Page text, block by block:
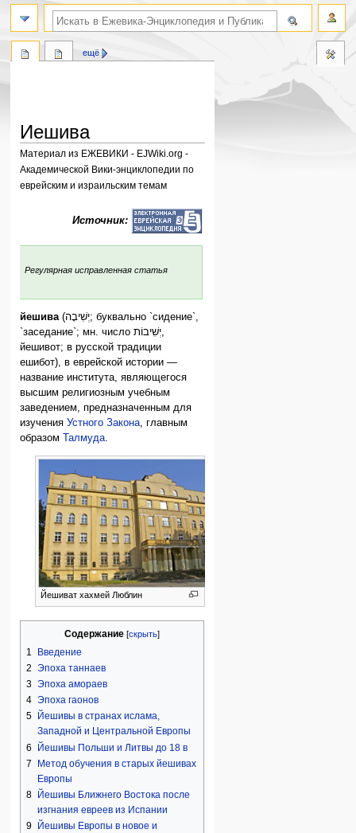
Иешива
Материал из ЕЖЕВИКИ - EJWiki.org -
Академической Вики-энциклопедии по
еврейским и израильским темам
Источник:
Регулярная исправленная статья
йешива (יְשִׁיבָה; буквально `сидение`,
`заседание`; мн. число יְשִׁיבוֹת,
йешивот; в русской традиции
ешибот), в еврейской истории —
название института, являющегося
высшим религиозным учебным
заведением, предназначенным для
изученияУстного Закона , главным
образомТалмуда
Йешиват хахмей Люблин
Содержание
1
Введение
2 Эпоха таннаев
3 Эпоха амораев
4 Эпоха гаонов
5
Йешивы в странах ислама,
Западной и Центральной Европы
6
Йешивы Польши и Литвы до 18 в
7
Метод обучения в старых йешивах
Европы
8
Йешивы Ближнего Востока после
изгнания евреев из Испании
9
Йешивы Европы в новое и
ещё
поиск по словам